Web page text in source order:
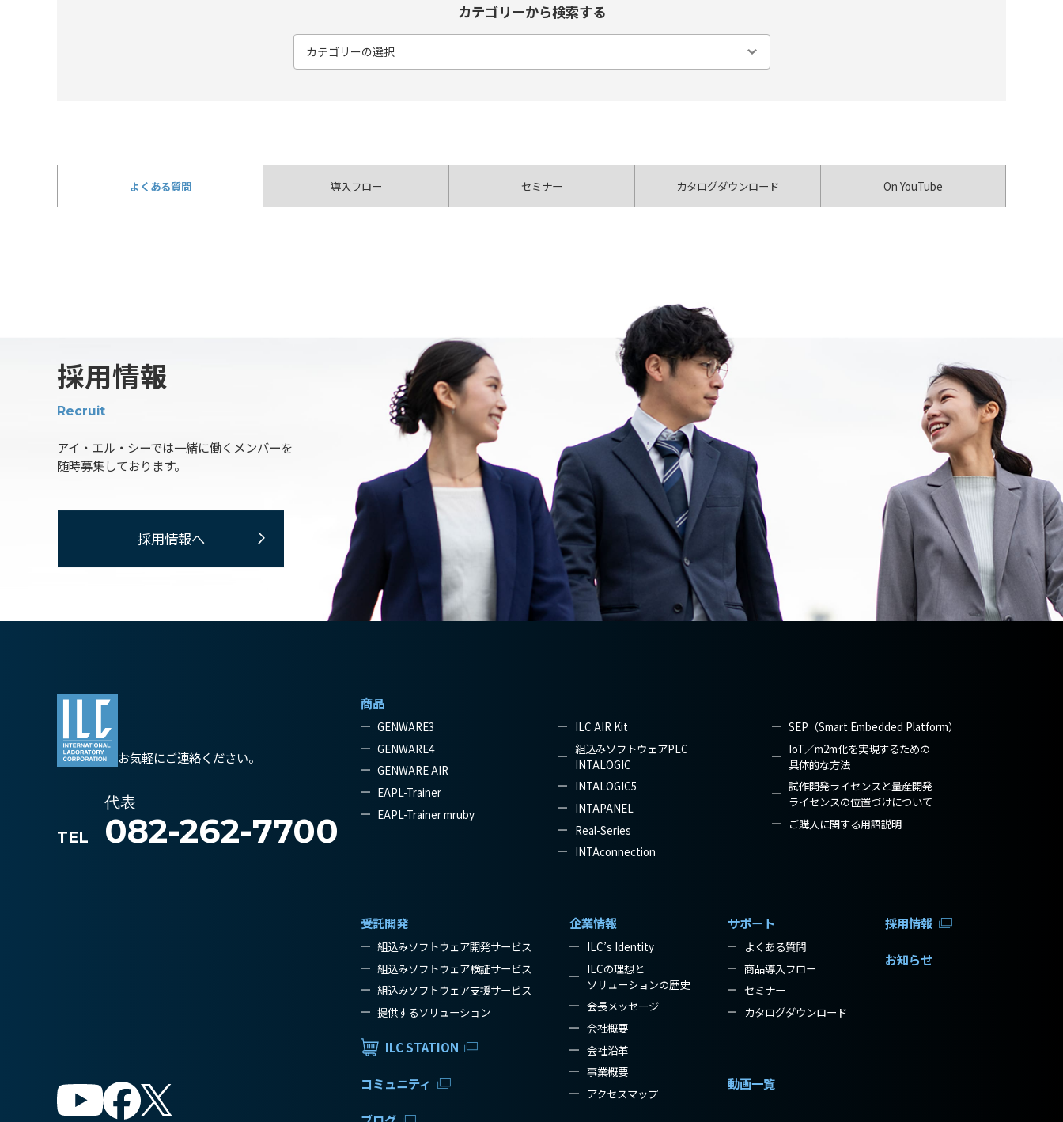
カテゴリーから検索する
よくある質問 導入フロー セミナー カタログダウンロード On YouTube
採用情報
Recruit
アイ・エル・シーでは一緒に働くメンバーを
随時募集しております。
採用情報へ
お気軽にご連絡ください。
代表
TEL
082-262-7700
商品
GENWARE3
GENWARE4
GENWARE AIR
EAPL-Trainer
EAPL-Trainer mruby
ILC AIR Kit
組込みソフトウェアPLC
INTALOGIC
INTALOGIC5
INTAPANEL
Real-Series
INTAconnection
SEP（Smart Embedded Platform）
IoT／m2m化を実現するための
具体的な方法
試作開発ライセンスと量産開発
ライセンスの位置づけについて
ご購入に関する用語説明
受託開発
組込みソフトウェア開発サービス
組込みソフトウェア検証サービス
組込みソフトウェア支援サービス
提供するソリューション
ILC STATION
コミュニティ
企業情報
ILC’s Identity
ILCの理想と
ソリューションの歴史
会長メッセージ
会社概要
会社沿革
事業概要
アクセスマップ
サポート
よくある質問
商品導入フロー
セミナー
カタログダウンロード
動画一覧
採用情報
お知らせ